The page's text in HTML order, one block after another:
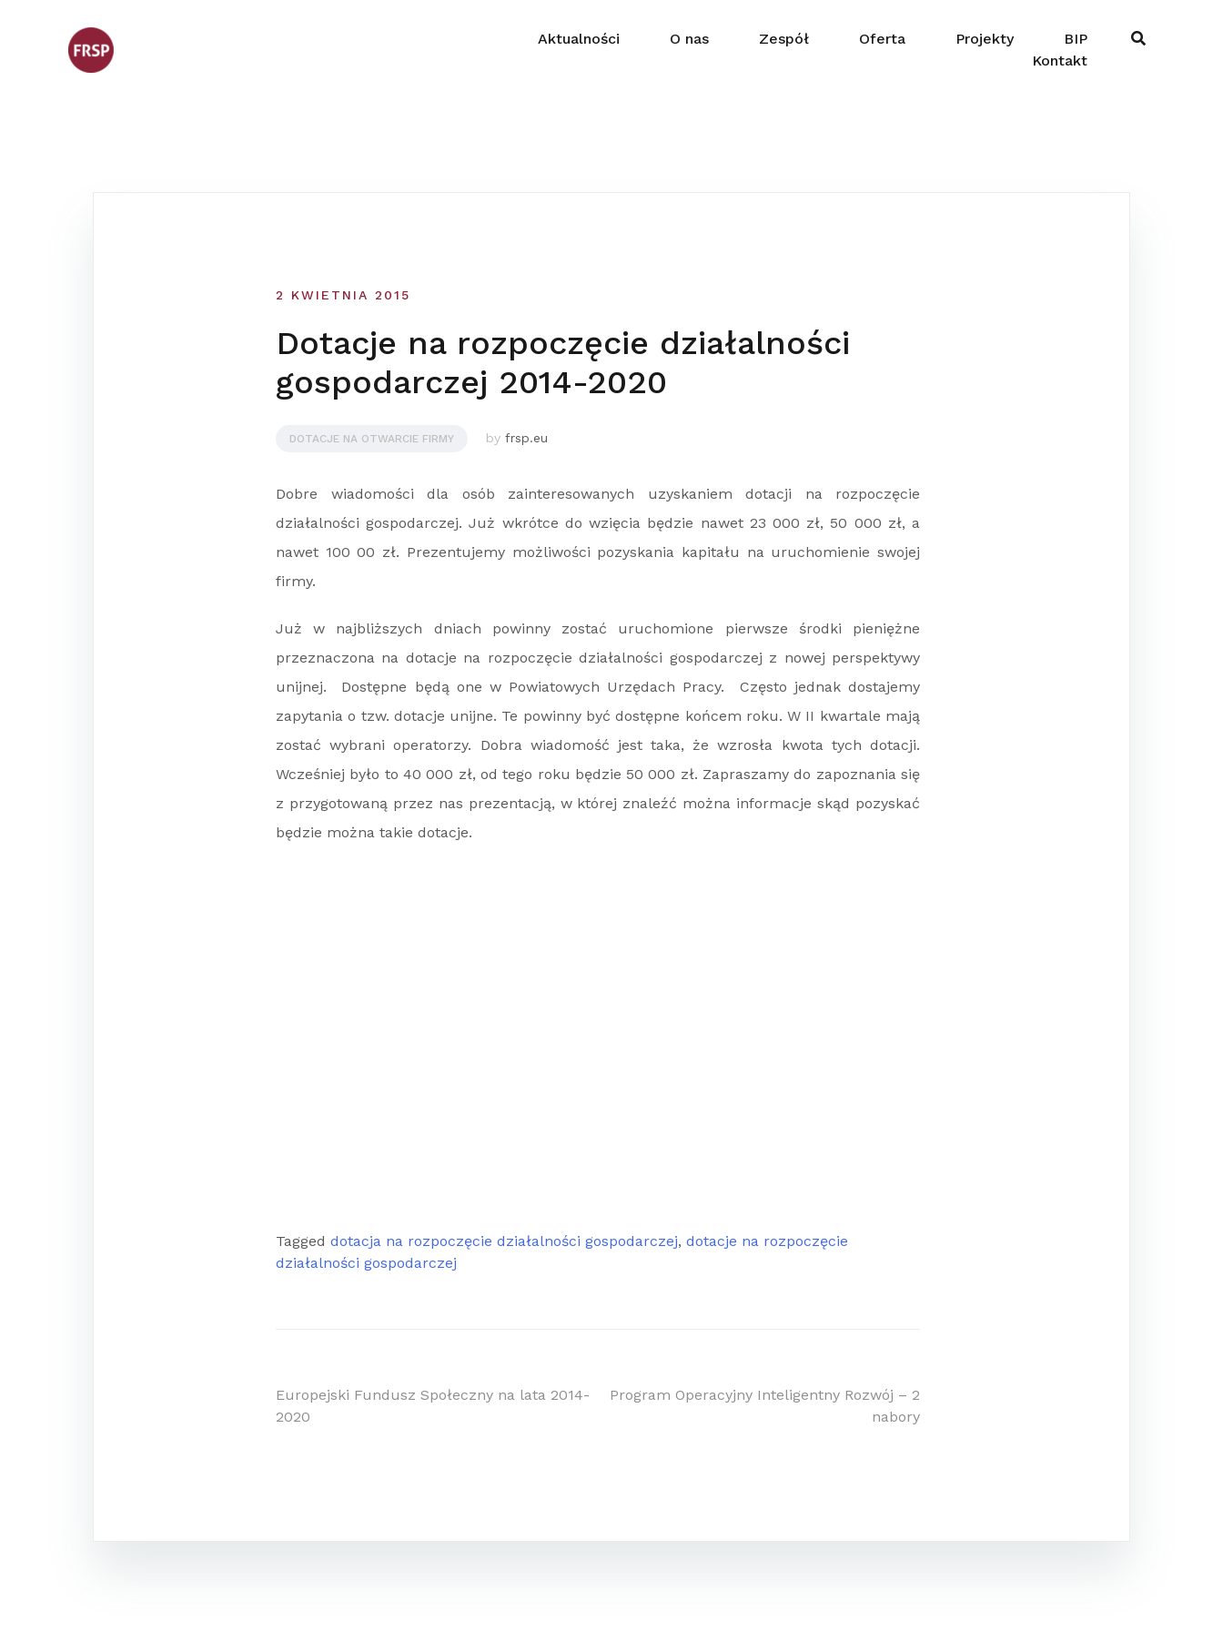
Aktualności O nas Zespół Oferta Projekty
BIP
Kontakt
2 KWIETNIA 2015
Dotacje na rozpoczęcie działalności
gospodarczej 2014-2020
DOTACJE NA OTWARCIE FIRMY by frsp.eu
Dobre wiadomości dla osób zainteresowanych uzyskaniem dotacji na rozpoczęcie
działalności gospodarczej. Już wkrótce do wzięcia będzie nawet 23 000 zł, 50 000 zł, a
nawet 100 00 zł. Prezentujemy możliwości pozyskania kapitału na uruchomienie swojej
firmy.
Już w najbliższych dniach powinny zostać uruchomione pierwsze środki pieniężne
przeznaczona na dotacje na rozpoczęcie działalności gospodarczej z nowej perspektywy
unijnej. Dostępne będą one w Powiatowych Urzędach Pracy. Często jednak dostajemy
zapytania o tzw. dotacje unijne. Te powinny być dostępne końcem roku. W II kwartale mają
zostać wybrani operatorzy. Dobra wiadomość jest taka, że wzrosła kwota tych dotacji.
Wcześniej było to 40 000 zł, od tego roku będzie 50 000 zł. Zapraszamy do zapoznania się
z przygotowaną przez nas prezentacją, w której znaleźć można informacje skąd pozyskać
będzie można takie dotacje.
Tagged dotacja na rozpoczęcie działalności gospodarczej, dotacje na rozpoczęcie
działalności gospodarczej
Nawigacja
Europejski Fundusz Społeczny na lata 2014-
2020
Program Operacyjny Inteligentny Rozwój – 2
nabory